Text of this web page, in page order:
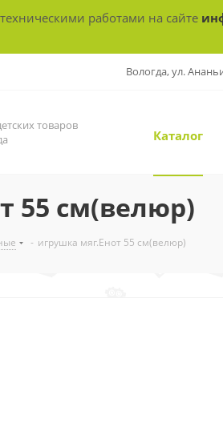
работами на сайте
Вологда, ул.
товаров
Каталог
55 см(велюр)
- игрушка мяг.Енот 55 см(велюр)